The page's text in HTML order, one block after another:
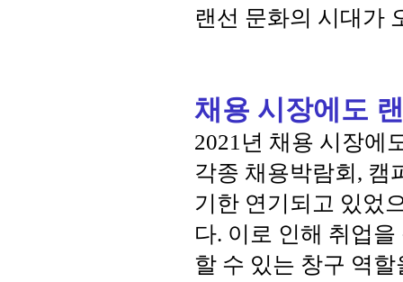
랜선 문화의 시대가
채용 시장에도
2021년 채용 시장에
각종 채용박람회, 캠
기한 연기되고 있었
다. 이로 인해 취업
할 수 있는 창구 역